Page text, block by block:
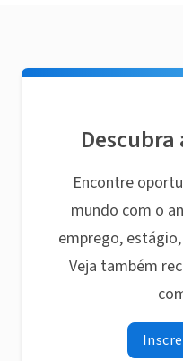
Descubra
Encontre
mundo com o
emprego,
Veja também